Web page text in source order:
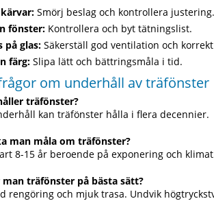
Smörj beslag och kontrollera justering.
fönster:Kontrollera och byt tätningslist.
på glas:Säkerställ god ventilation och
färg:Slipa lätt och bättringsmåla i tid.
om underhåll av träfönster
träfönster?
kan träfönster hålla i flera decennier.
man måla om träfönster?
8-15 år beroende på exponering och
träfönster på bästa sätt?
rengöring och mjuk trasa. Undvik